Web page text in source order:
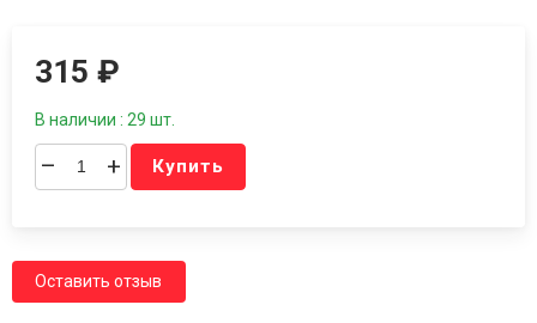
315₽
В наличии : 29 шт.
– + Купить
Оставить отзыв